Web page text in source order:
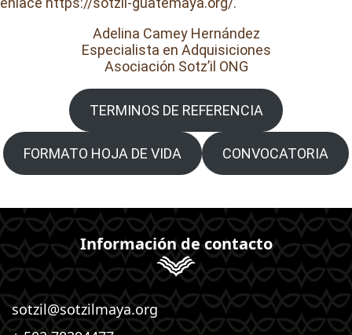
Adelina Camey Hernández
Especialista en Adquisiciones
Asociación Sotz’il ONG
TERMINOS DE REFERENCIA
FORMATO HOJA DE VIDA CONVOCATORIA
Información de contacto
sotzil@sotzilmaya.org